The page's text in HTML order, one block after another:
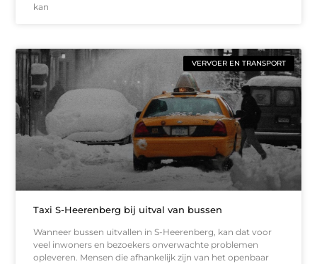
kan
VERVOER EN TRANSPORT
Taxi S-Heerenberg bij uitval van bussen
Wanneer bussen uitvallen in S-Heerenberg, kan dat voor
veel inwoners en bezoekers onverwachte problemen
opleveren. Mensen die afhankelijk zijn van het openbaar